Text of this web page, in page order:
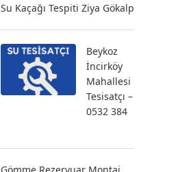
Su Kaçağı Tespiti Ziya Gökalp
Beykoz
İncirköy
Mahallesi
Tesisatçı –
0532 384